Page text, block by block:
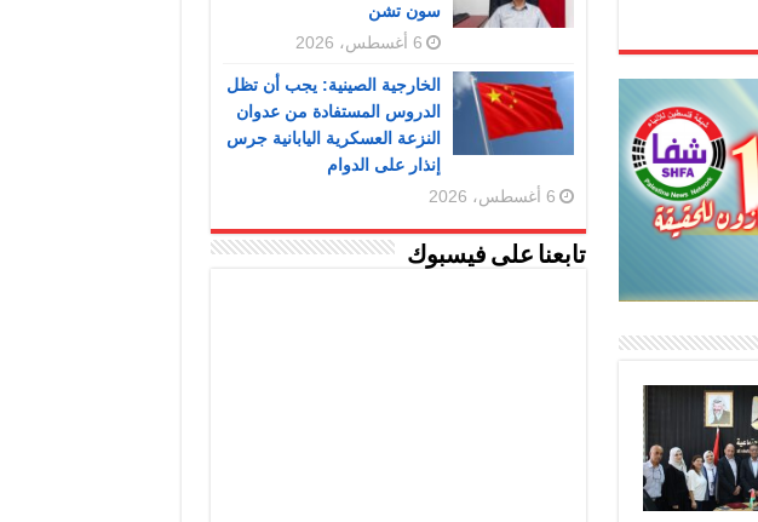
سون تشن
6 أغسطس، 2026
الخارجية الصينية: يجب أن تظل
الدروس المستفادة من عدوان
النزعة العسكرية اليابانية جرس
إنذار على الدوام
6 أغسطس، 2026
تابعنا على فيسبوك